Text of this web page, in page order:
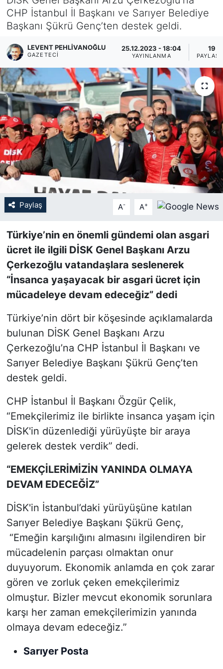
CHP İstanbul İl Başkanı ve Sarıyer Belediye
Başkanı Şükrü Genç’ten destek geldi.
LEVENT PEHLIVANOĞLU
GAZETECI
25.12.2023 - 18:04
YAYINLANMA
19
Paylaş A- A+
Türkiye’nin en önemli gündemi olan asgari
ücret ile ilgili DİSK Genel Başkanı Arzu
Çerkezoğlu vatandaşlara seslenerek
“İnsanca yaşayacak bir asgari ücret için
mücadeleye devam edeceğiz” dedi
Türkiye’nin dört bir köşesinde açıklamalarda
bulunan DİSK Genel Başkanı Arzu
Çerkezoğlu’na CHP İstanbul İl Başkanı ve
Sarıyer Belediye Başkanı Şükrü Genç’ten
destek geldi.
CHP İstanbul İl Başkanı Özgür Çelik,
“Emekçilerimiz ile birlikte insanca yaşam için
DİSK'in düzenlediği yürüyüşte bir araya
gelerek destek verdik” dedi.
“EMEKÇİLERİMİZİN YANINDA OLMAYA
DEVAM EDECEĞİZ”
DİSK'in İstanbul’daki yürüyüşüne katılan
Sarıyer Belediye Başkanı Şükrü Genç,
“Emeğin karşılığını almasını ilgilendiren bir
mücadelenin parçası olmaktan onur
duyuyorum. Ekonomik anlamda en çok zarar
gören ve zorluk çeken emekçilerimiz
olmuştur. Bizler mevcut ekonomik sorunlara
karşı her zaman emekçilerimizin yanında
olmaya devam edeceğiz.”
Sarıyer Posta
KÖŞE YAZILARI
KÖŞE YAZILARI (Arşiv)
KÜLTÜR SANAT
MAGAZİN
RÖPORTAJ
SAĞLIK
SARIYER HABERLERİ
SARIYER İMAR BARIŞI
SİYASET
SON DAKİKA HABERİ
SPOR
TEKNOLOJİ
TÜRKİYE VE DÜNYA GÜNDEMİ
VİDEO GALERİ
YAŞAM